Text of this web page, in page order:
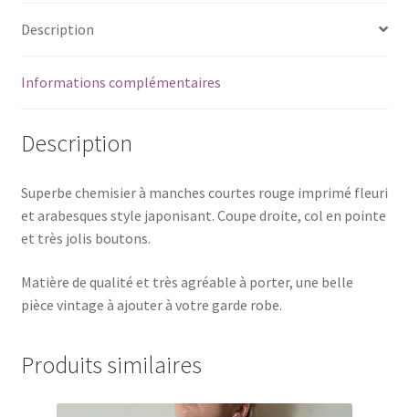
Description
Informations complémentaires
Description
Superbe chemisier à manches courtes rouge imprimé fleuri
et arabesques style japonisant. Coupe droite, col en pointe
et très jolis boutons.
Matière de qualité et très agréable à porter, une belle
pièce vintage à ajouter à votre garde robe.
Produits similaires